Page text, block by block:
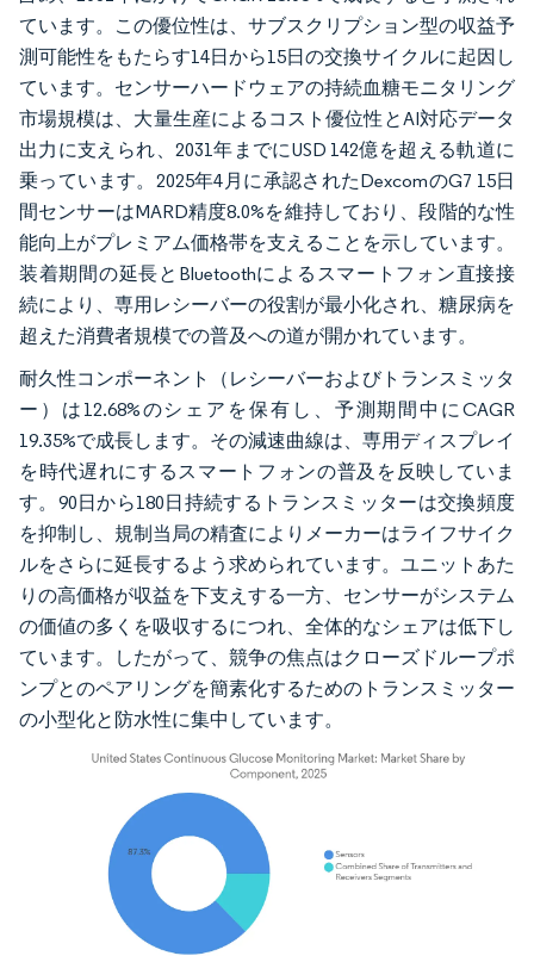
ています。この優位性は、サブスクリプション型の収益予
測可能性をもたらす14日から15日の交換サイクルに起因し
ています。センサーハードウェアの持続血糖モニタリング
市場規模は、大量生産によるコスト優位性とAI対応データ
出力に支えられ、2031年までにUSD 142億を超える軌道に
乗っています。2025年4月に承認されたDexcomのG7 15日
間センサーはMARD精度8.0%を維持しており、段階的な性
能向上がプレミアム価格帯を支えることを示しています。
装着期間の延長とBluetoothによるスマートフォン直接接
続により、専用レシーバーの役割が最小化され、糖尿病を
超えた消費者規模での普及への道が開かれています。
耐久性コンポーネント（レシーバーおよびトランスミッタ
ー）は12.68%のシェアを保有し、予測期間中にCAGR
19.35%で成長します。その減速曲線は、専用ディスプレイ
を時代遅れにするスマートフォンの普及を反映していま
す。90日から180日持続するトランスミッターは交換頻度
を抑制し、規制当局の精査によりメーカーはライフサイク
ルをさらに延長するよう求められています。ユニットあた
りの高価格が収益を下支えする一方、センサーがシステム
の価値の多くを吸収するにつれ、全体的なシェアは低下し
ています。したがって、競争の焦点はクローズドループポ
ンプとのペアリングを簡素化するためのトランスミッター
の小型化と防水性に集中しています。